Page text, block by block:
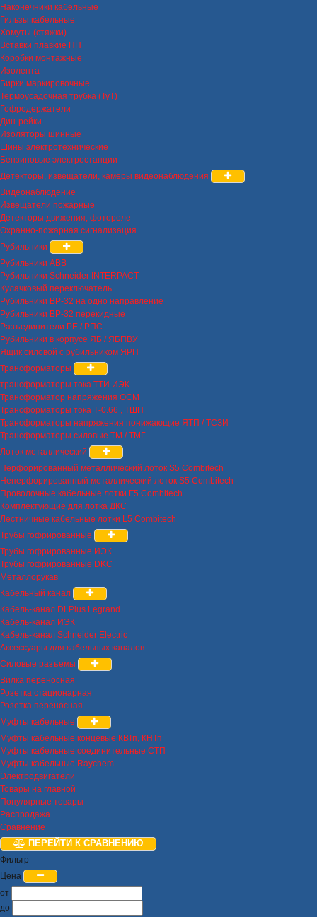
Наконечники кабельные
Гильзы кабельные
Хомуты (стяжки)
Вставки плавкие ПН
Коробки монтажные
Изолента
Бирки маркировочные
Термоусадочная трубка (ТуТ)
Гофродержатели
Дин-рейки
Изоляторы шинные
Шины электротехнические
Бензиновые электростанции
Детекторы, извещатели, камеры видеонаблюдения
Видеонаблюдение
Извещатели пожарные
Детекторы движения, фотореле
Охранно-пожарная сигнализация
Рубильники
Рубильники ABB
Рубильники Schneider INTERPACT
Кулачковый переключатель
Рубильники ВР-32 на одно направление
Рубильники ВР-32 перекидные
Разъединители РЕ / РПС
Рубильники в корпусе ЯБ / ЯБПВУ
Ящик силовой с рубильником ЯРП
Трансформаторы
трансформаторы тока ТТИ ИЭК
Трансформатор напряжения ОСМ
Трансформаторы тока Т-0.66 , ТШП
Трансформаторы напряжения понижающие ЯТП / ТСЗИ
Трансформаторы силовые ТМ / ТМГ
Лоток металлический
Перфорированный металлический лоток S5 Combitech
Неперфорированный металлический лоток S5 Combitech
Проволочные кабельные лотки F5 Combitech
Комплектующие для лотка ДКС
Лестничные кабельные лотки L5 Combitech
Трубы гофрированные
Трубы гофрированные ИЭК
Трубы гофрированные DKC
Металлорукав
Кабельный канал
Кабель-канал DLPlus Legrand
Кабель-канал ИЭК
Кабель-канал Schneider Electric
Аксессуары для кабельных каналов
Силовые разъемы
Вилка переносная
Розетка стационарная
Розетка переносная
Муфты кабельные
Муфты кабельные концевые КВТп, КНТп
Муфты кабельные соединительные СТП
Муфты кабельные Raychem
Электродвигатели
Товары на главной
Популярные товары
Распродажа
Сравнение
ПЕРЕЙТИ К СРАВНЕНИЮ
Фильтр
Цена
от
до